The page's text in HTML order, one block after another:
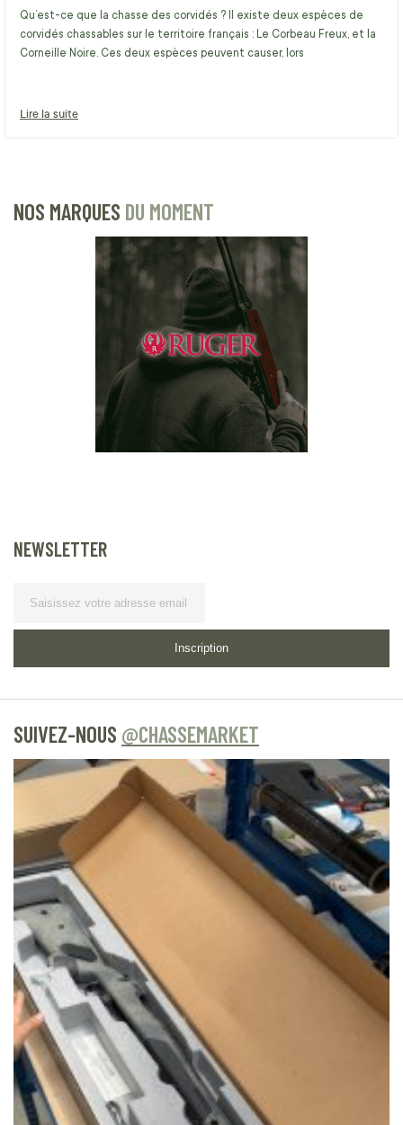
Qu’est-ce que la chasse des corvidés ? Il existe deux espèces de
corvidés chassables sur le territoire français : Le Corbeau Freux, et la
Corneille Noire. Ces deux espèces peuvent causer, lors
Lire la suite
NOS MARQUES DU MOMENT
NEWSLETTER
Inscription
SUIVEZ-NOUS @CHASSEMARKET